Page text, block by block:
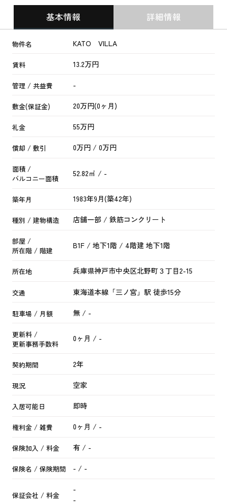
基本情報 詳細情報
物件名 KATO VILLA
賃料 13.2万円
管理 / 共益費 -
敷金(保証金) 20万円(0ヶ月)
礼金 55万円
償却 / 敷引 0万円 / 0万円
面積 /
バルコニー面積
52.82㎡ / -
築年月 1983年9月(築42年)
種別 / 建物構造 店舗一部 / 鉄筋コンクリート
部屋 /
所在階 / 階建
B1F / 地下1階 / 4階建 地下1階
所在地 兵庫県神戸市中央区北野町３丁目2-15
交通 東海道本線「三ノ宮」駅 徒歩15分
駐車場 / 月額 無 / -
更新料 /
更新事務手数料
0ヶ月 / -
契約期間 2年
現況 空家
入居可能日 即時
権利金 / 雑費 0ヶ月 / -
保険加入 / 料金 有 / -
保険名 / 保険期間 - / -
保証会社 / 料金
-
-